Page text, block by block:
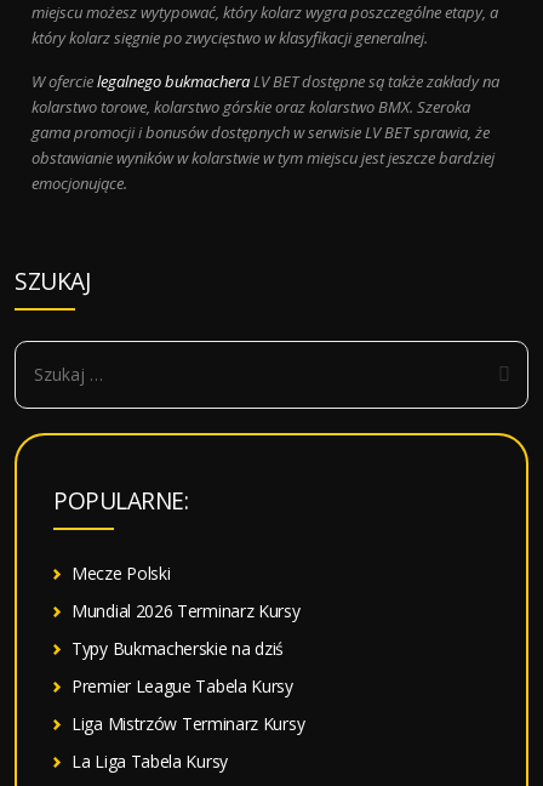
miejscu możesz wytypować, który kolarz wygra poszczególne etapy, a
który kolarz sięgnie po zwycięstwo w klasyfikacji generalnej.
W ofercielegalnego bukmacheraLV BET dostępne są także zakłady na
kolarstwo torowe, kolarstwo górskie oraz kolarstwo BMX. Szeroka
gama promocji i bonusów dostępnych w serwisie LV BET sprawia, że
obstawianie wyników w kolarstwie w tym miejscu jest jeszcze bardziej
emocjonujące.
SZUKAJ
S
k
POPULARNE:
Mecze Polski
Mundial 2026 Terminarz Kursy
Typy Bukmacherskie na dziś
Premier League Tabela Kursy
Liga Mistrzów Terminarz Kursy
La Liga Tabela Kursy